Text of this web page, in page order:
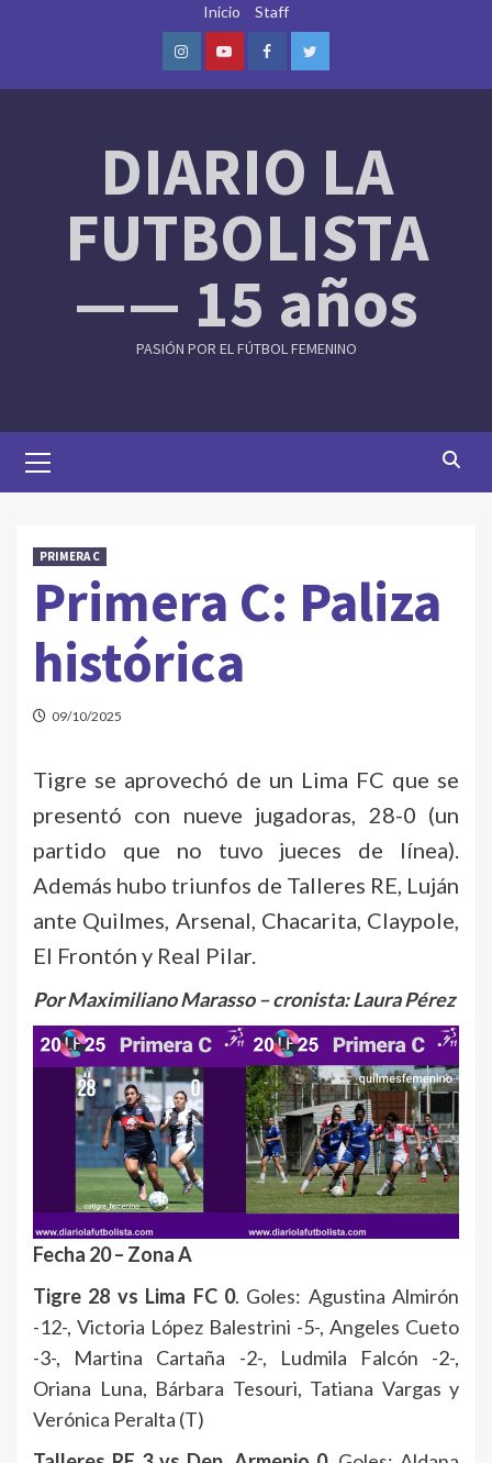
Inicio Staff
InstagramYoutubeFacebookTwitter
DIARIO LA
FUTBOLISTA
—— 15 años
PASIÓN POR EL FÚTBOL FEMENINO
Menu
PRIMERA C
Primera C: Paliza
histórica
09/10/2025
Tigre se aprovechó de un Lima FC que se
presentó con nueve jugadoras, 28-0 (un
partido que no tuvo jueces de línea).
Además hubo triunfos de Talleres RE, Luján
ante Quilmes, Arsenal, Chacarita, Claypole,
El Frontón y Real Pilar.
Por Maximiliano Marasso – cronista: Laura Pérez
Fecha 20 – Zona A
Tigre 28 vs Lima FC 0. Goles: Agustina Almirón
-12-, Victoria López Balestrini -5-, Angeles Cueto
-3-, Martina Cartaña -2-, Ludmila Falcón -2-,
Oriana Luna, Bárbara Tesouri, Tatiana Vargas y
Verónica Peralta (T)